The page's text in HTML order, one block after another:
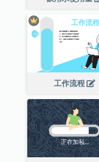
工作流程